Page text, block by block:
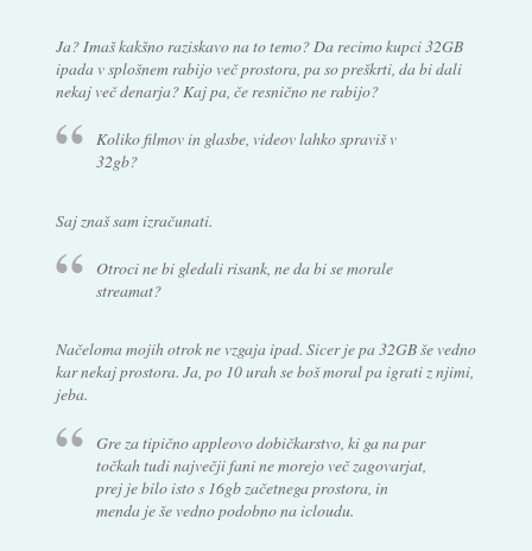
Ja? Imaš kakšno raziskavo na to temo? Da recimo kupci 32GB
ipada v splošnem rabijo več prostora, pa so preškrti, da bi dali
nekaj več denarja? Kaj pa, če resnično ne rabijo?
Koliko filmov in glasbe, videov lahko spraviš v
32gb?
Saj znaš sam izračunati.
Otroci ne bi gledali risank, ne da bi se morale
streamat?
Načeloma mojih otrok ne vzgaja ipad. Sicer je pa 32GB še vedno
kar nekaj prostora. Ja, po 10 urah se boš moral pa igrati z njimi,
jeba.
Gre za tipično appleovo dobičkarstvo, ki ga na par
točkah tudi največji fani ne morejo več zagovarjat,
prej je bilo isto s 16gb začetnega prostora, in
menda je še vedno podobno na icloudu.